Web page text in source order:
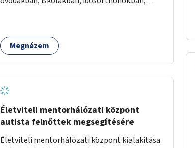
Megnézem
Életviteli mentorhálózati központ
autista felnőttek megsegítésére
Életviteli mentorhálózati központ kialakítása